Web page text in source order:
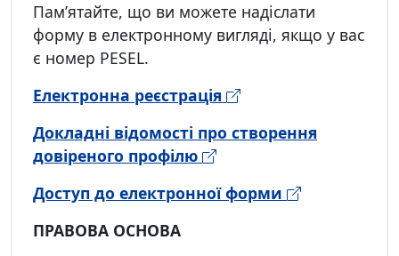
Пам’ятайте, що ви можете надіслати
форму в електронному вигляді, якщо у вас
є номер PESEL.
Електронна реєстрація
Докладні відомості про створення
довіреного профілю
Доступ до електронної форми
ПРАВОВА ОСНОВА